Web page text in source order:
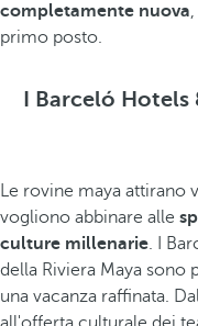
completamente nuova
primo posto.
I Barceló Hotels
Le rovine maya attirano
vogliono abbinare alle
culture millenarie. I
della Riviera Maya sono
una vacanza raffinata.